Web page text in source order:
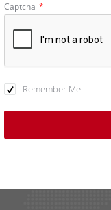
Captcha *
Remember Me!